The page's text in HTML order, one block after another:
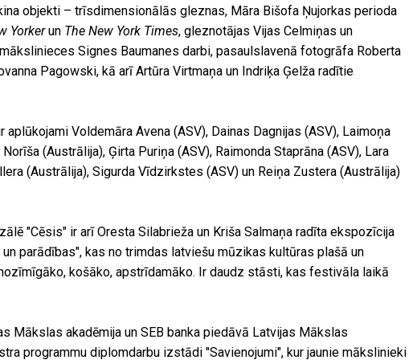
objekti – trīsdimensionālās gleznas, Māra Bišofa Ņujorkas perioda
Yorkerun The New York Times, gleznotājas Vijas Celmiņas un
Signes Baumanes darbi, pasaulslavenā fotogrāfa Roberta
Pagowski, kā arī Artūra Virtmaņa un Indriķa Ģelža radītie
Voldemāra Avena (ASV), Dainas Dagnijas (ASV), Laimoņa
(Austrālija), Ģirta Puriņa (ASV), Raimonda Staprāna (ASV), Lara
(Austrālija), Sigurda Vīdzirkstes (ASV) un Reiņa Zustera (Austrālija)
"Cēsis" ir arī Oresta Silabrieža un Kriša Salmaņa radīta ekspozīcija
parādības", kas no trimdas latviešu mūzikas kultūras plašā un
košāko, apstrīdamāko. Ir daudz stāsti, kas festivāla laikā
Mākslas akadēmija un SEB banka piedāvā Latvijas Mākslas
programmu diplomdarbu izstādi "Savienojumi", kur jaunie mākslinieki